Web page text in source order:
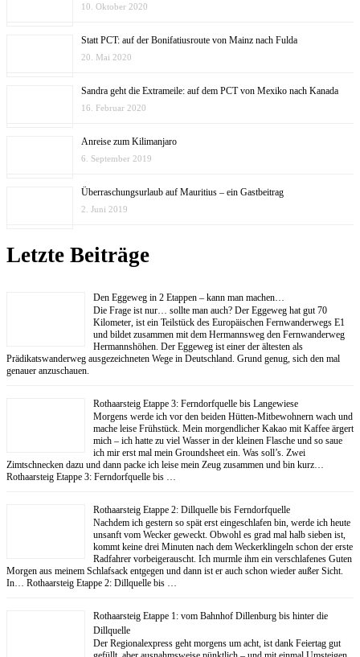
10. Oktober 2020
Statt PCT: auf der Bonifatiusroute von Mainz nach Fulda
20. Mai 2020
Sandra geht die Extrameile: auf dem PCT von Mexiko nach Kanada
16. Februar 2020
Anreise zum Kilimanjaro
6. September 2019
Überraschungsurlaub auf Mauritius – ein Gastbeitrag
2. Juni 2019
Letzte Beiträge
Den Eggeweg in 2 Etappen – kann man machen…
Die Frage ist nur… sollte man auch? Der Eggeweg hat gut 70
Kilometer, ist ein Teilstück des Europäischen Fernwanderwegs E1
und bildet zusammen mit dem Hermannsweg den Fernwanderweg
Hermannshöhen. Der Eggeweg ist einer der ältesten als
Prädikatswanderweg ausgezeichneten Wege in Deutschland. Grund genug, sich den mal
genauer anzuschauen.
Rothaarsteig Etappe 3: Ferndorfquelle bis Langewiese
Morgens werde ich vor den beiden Hütten-Mitbewohnern wach und
mache leise Frühstück. Mein morgendlicher Kakao mit Kaffee ärgert
mich – ich hatte zu viel Wasser in der kleinen Flasche und so saue
ich mir erst mal mein Groundsheet ein. Was soll’s. Zwei
Zimtschnecken dazu und dann packe ich leise mein Zeug zusammen und bin kurz…
Rothaarsteig Etappe 3: Ferndorfquelle bis …
Rothaarsteig Etappe 2: Dillquelle bis Ferndorfquelle
Nachdem ich gestern so spät erst eingeschlafen bin, werde ich heute
unsanft vom Wecker geweckt. Obwohl es grad mal halb sieben ist,
kommt keine drei Minuten nach dem Weckerklingeln schon der erste
Radfahrer vorbeigerauscht. Ich murmle ihm ein verschlafenes Guten
Morgen aus meinem Schlafsack entgegen und dann ist er auch schon wieder außer Sicht.
In… Rothaarsteig Etappe 2: Dillquelle bis …
Rothaarsteig Etappe 1: vom Bahnhof Dillenburg bis hinter die
Dillquelle
Der Regionalexpress geht morgens um acht, ist dank Feiertag gut